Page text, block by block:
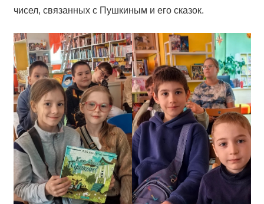
чисел, связанных с Пушкиным и его сказок.